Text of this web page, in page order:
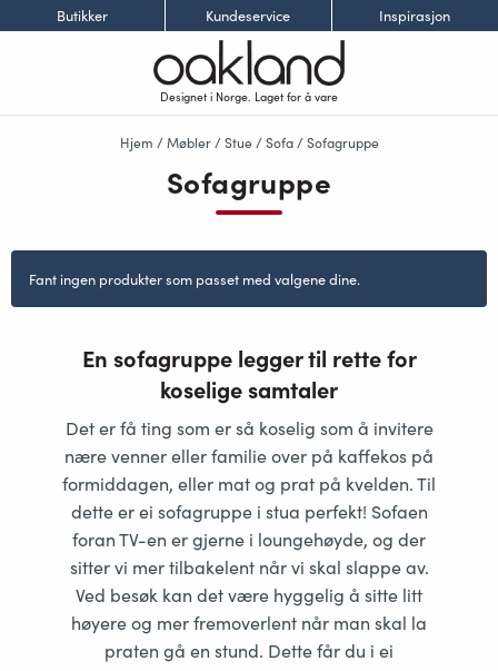
Butikker Kundeservice Inspirasjon
Designet i Norge. Laget for å vare
Hjem /Møbler/Stue/Sofa/ Sofagruppe
Sofagruppe
Fant ingen produkter som passet med valgene dine.
En sofagruppe legger til rette for
koselige samtaler
Det er få ting som er så koselig som å invitere
nære venner eller familie over på kaffekos på
formiddagen, eller mat og prat på kvelden. Til
dette er ei sofagruppe i stua perfekt! Sofaen
foran TV-en er gjerne i loungehøyde, og der
sitter vi mer tilbakelent når vi skal slappe av.
Ved besøk kan det være hyggelig å sitte litt
høyere og mer fremoverlent når man skal la
praten gå en stund. Dette får du i ei